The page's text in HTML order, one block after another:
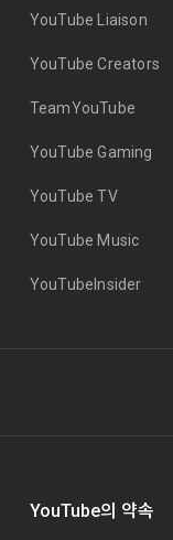
YouTube Liaison
YouTube Creators
TeamYouTube
YouTube Gaming
YouTube TV
YouTube Music
YouTubeInsider
YouTube의 약속